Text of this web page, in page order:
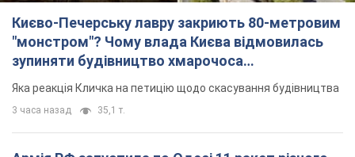
Києво-Печерську лавру закриють 80-метровим
"монстром"? Чому влада Києва відмовилась
зупиняти будівництво хмарочоса
"московського вірянина"
Яка реакція Кличка на петицію щодо скасування будівництва
3 часа назад 35,1 т.